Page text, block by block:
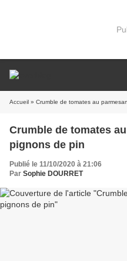
Accueil » Crumble de tomates au
Crumble de tomates
pignons de pin
Publié le 11/10/2020 à 21:06
Par Sophie DOURRET